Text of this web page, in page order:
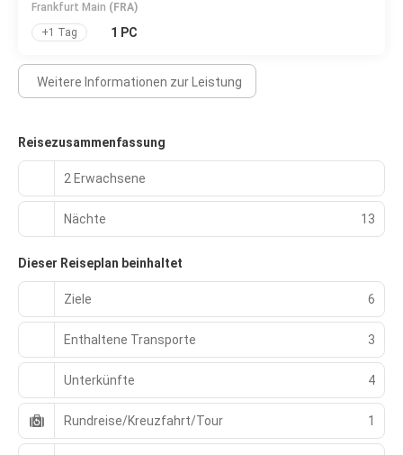
Frankfurt Main (FRA)
+1 Tag
1 PC
Weitere Informationen zur Leistung
Reisezusammenfassung
2 Erwachsene
Nächte 13
Dieser Reiseplan beinhaltet
Ziele 6
Enthaltene Transporte 3
Unterkünfte 4
Rundreise/Kreuzfahrt/Tour 1